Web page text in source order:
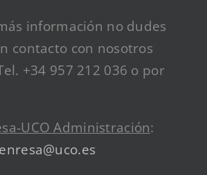
información no dudes
contacto con nosotros
+34 957 212 036 o por
UCO Administración: